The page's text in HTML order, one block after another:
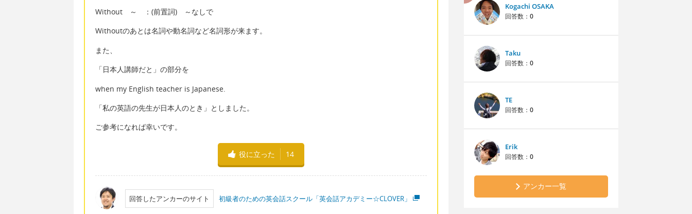
Without ～ ：(前置詞) ～なしで
Withoutのあとは名詞や動名詞など名詞形が来ます。
また、
「日本人講師だと」の部分を
when my English teacher is Japanese.
「私の英語の先生が日本人のとき」としました。
ご参考になれば幸いです。
役に立った 14
回答したアンカーのサイト 初級者のための英会話スクール「英会話アカデミー☆CLOVER」
Kogachi OSAKA
回答数： 0
Taku
回答数： 0
TE
回答数： 0
Erik
回答数： 0
アンカー一覧